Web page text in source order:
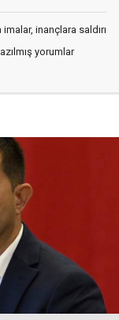
inançlara saldırı
yorumlar